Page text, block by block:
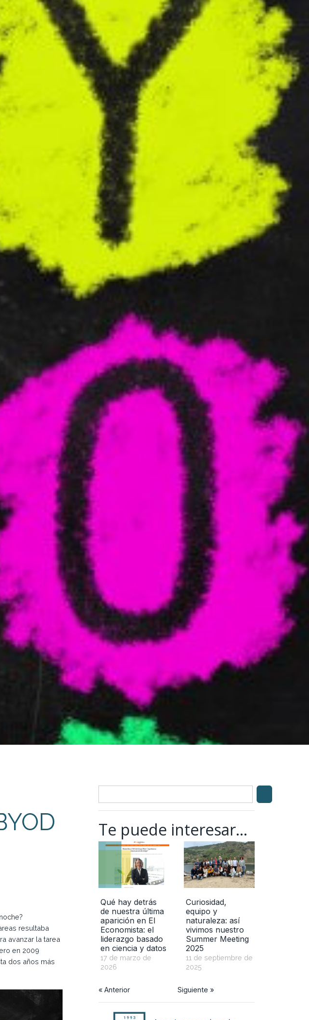
resultaba
avanzar la tarea
en 2009
dos años más
Te puede interesar...
Qué hay detrás
de nuestra última
aparición en El
Economista: el
liderazgo basado
en ciencia y datos
17 de marzo de
2026
Curiosidad,
equipo y
naturaleza: así
vivimos nuestro
Summer Meeting
2025
11 de septiembre de
2025
« Anterior Siguiente »